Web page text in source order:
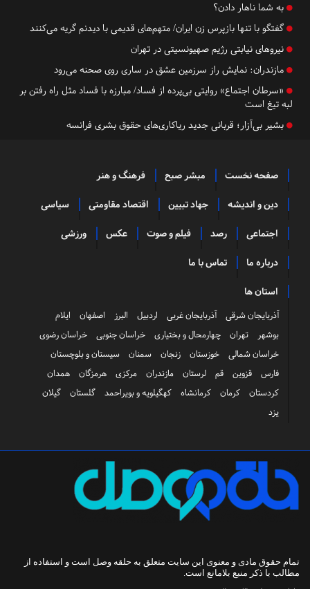
به شما ناهار دادن؟
گفتگو با تنها بازپرس زن ایران/ متهم‌های قدیمی‌ با دیدنم گریه می‌کنند
نیروهای نیابتی رژیم صهیونسیتی در تهران
مازندران: ​​​​​​​نمایش راز سرزمین عشق در ساری روی صحنه می‌رود
«سرطان اجتماع» روایتی بی‌پرده از فساد/ مبارزه با فساد مثل راه رفتن بر
لبه تیغ است
بشیر بی‌آزار؛ قربانی جدید ریاکاری‌های حقوق بشری فرانسه
صفحه نخست مبشر صبح فرهنگ و هنر
دین و اندیشه جهاد تبیین اقتصاد مقاومتی سیاسی
اجتماعی رصد فیلم و صوت عکس ورزشی
درباره ما تماس با ما
استان ها
آذربایجان شرقی آذربایجان غربی اردبیل البرز اصفهان
ایلام
بوشهر
تهران چهارمحال و بختیاری خراسان جنوبی
خراسان رضوی
خراسان شمالی
خوزستان زنجان سمنان
سیستان و بلوچستان
فارس
قزوین قم لرستان مازندران مرکزی هرمزگان
همدان
کردستان
کرمان کرمانشاه کهگیلویه و بویراحمد گلستان
گیلان
یزد
تمام حقوق مادی و معنوی این سایت متعلق به حلقه وصل است و استفاده از
مطالب با ذکر منبع بلامانع است.